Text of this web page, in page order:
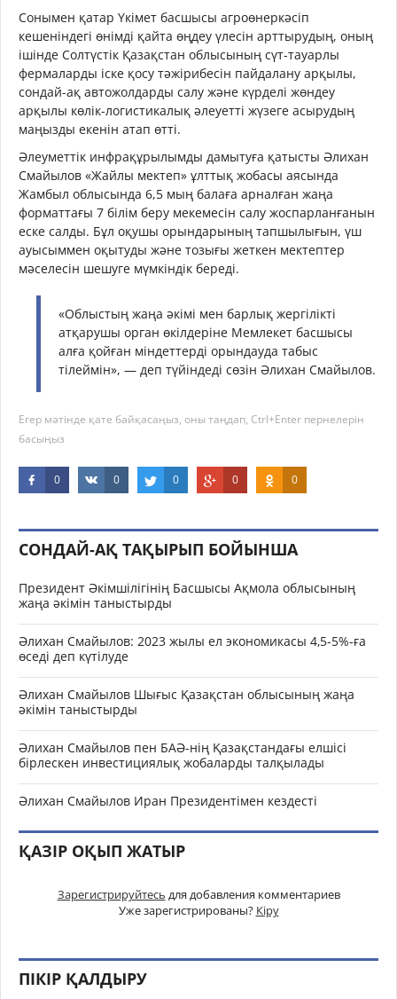
Сонымен қатар Үкімет басшысы агроөнеркәсіп
кешеніндегі өнімді қайта өңдеу үлесін арттырудың, оның
ішінде Солтүстік Қазақстан облысының сүт-тауарлы
фермаларды іске қосу тәжірибесін пайдалану арқылы,
сондай-ақ автожолдарды салу және күрделі жөндеу
арқылы көлік-логистикалық әлеуетті жүзеге асырудың
маңызды екенін атап өтті.
Әлеуметтік инфрақұрылымды дамытуға қатысты Әлихан
Смайылов «Жайлы мектеп» ұлттық жобасы аясында
Жамбыл облысында 6,5 мың балаға арналған жаңа
форматтағы 7 білім беру мекемесін салу жоспарланғанын
еске салды. Бұл оқушы орындарының тапшылығын, үш
ауысыммен оқытуды және тозығы жеткен мектептер
мәселесін шешуге мүмкіндік береді.
«Облыстың жаңа әкімі мен барлық жергілікті
атқарушы орган өкілдеріне Мемлекет басшысы
алға қойған міндеттерді орындауда табыс
тілеймін», — деп түйіндеді сөзін Әлихан Смайылов.
Егер мәтінде қате байқасаңыз, оны таңдап, Ctrl+Enter пернелерін
басыңыз
0 0 0 0 0
СОНДАЙ-АҚ ТАҚЫРЫП БОЙЫНША
Президент Әкімшілігінің Басшысы Ақмола облысының
жаңа әкімін таныстырды
Әлихан Смайылов: 2023 жылы ел экономикасы 4,5-5%-ға
өседі деп күтілуде
Әлихан Смайылов Шығыс Қазақстан облысының жаңа
әкімін таныстырды
Әлихан Смайылов пен БАӘ-нің Қазақстандағы елшісі
бірлескен инвестициялық жобаларды талқылады
Әлихан Смайылов Иран Президентімен кездесті
ҚАЗІР ОҚЫП ЖАТЫР
Зарегистрируйтесь для добавления комментариев
Уже зарегистрированы? Кіру
ПІКІР ҚАЛДЫРУ